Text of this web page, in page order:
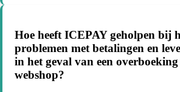
Hoe heeft ICEPAY geholpen bij
problemen met betalingen en
in het geval van een
webshop?